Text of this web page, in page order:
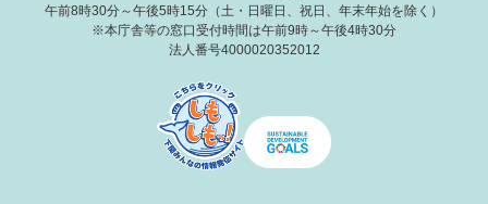
午前8時30分～午後5時15分（土・日曜日、祝日、年末年始を除く）
※本庁舎等の窓口受付時間は午前9時～午後4時30分
法人番号4000020352012